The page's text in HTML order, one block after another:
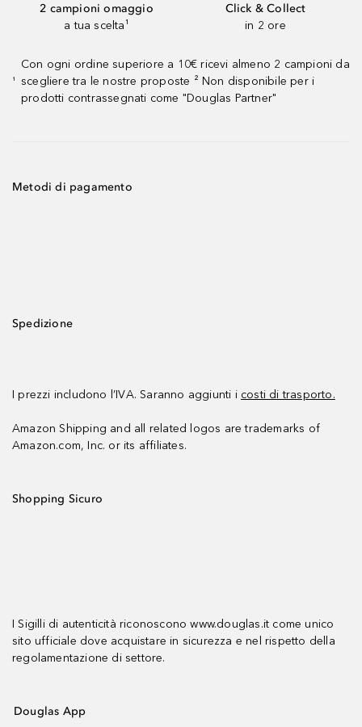
2 campioni omaggio
a tua scelta¹
Click & Collect
in 2 ore
¹
Con ogni ordine superiore a 10€ ricevi almeno 2 campioni da
scegliere tra le nostre proposte ² Non disponibile per i
prodotti contrassegnati come "Douglas Partner"
Metodi di pagamento
Spedizione
I prezzi includono l’IVA. Saranno aggiunti i costi di trasporto.
Amazon Shipping and all related logos are trademarks of
Amazon.com, Inc. or its affiliates.
Shopping Sicuro
I Sigilli di autenticità riconoscono www.douglas.it come unico
sito ufficiale dove acquistare in sicurezza e nel rispetto della
regolamentazione di settore.
Douglas App